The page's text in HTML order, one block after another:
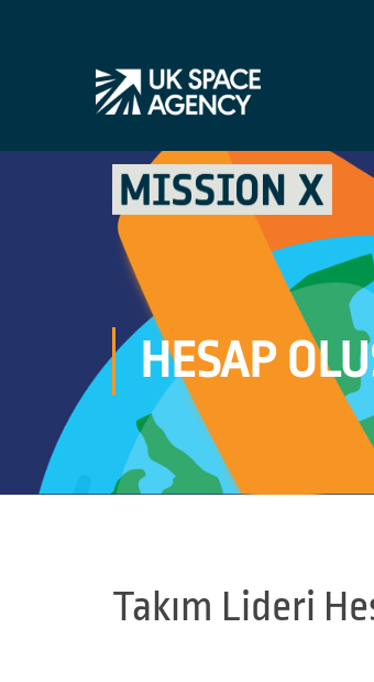
HESAP
Takım Lideri